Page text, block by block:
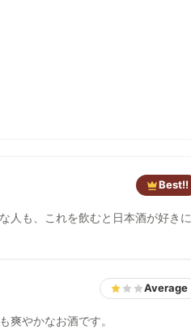
Best!!
人も、これを飲むと日本酒が好きに
Average
爽やかなお酒です。